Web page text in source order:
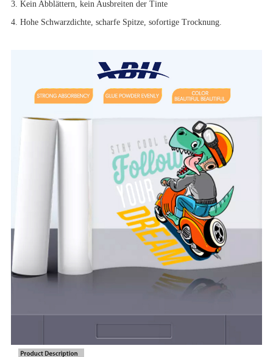
3. Kein Abblättern, kein Ausbreiten der Tinte
4. Hohe Schwarzdichte, scharfe Spitze, sofortige Trocknung.